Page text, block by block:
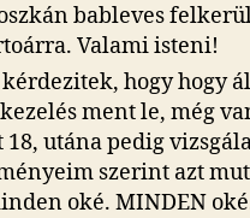
bableves
Valami isteni!
kérdezitek, hogy hogy
ment le, még
utána pedig
szerint azt
oké. MINDEN